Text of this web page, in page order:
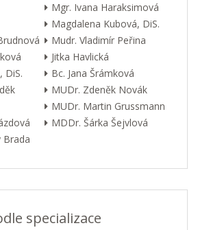
Mgr. Ivana Haraksimová
Magdalena Kubová, DiS.
Mudr. Vladimír Peřina
Jitka Havlická
DiS.
Bc. Jana Šrámková
MUDr. Zdeněk Novák
MUDr. Martin Grussmann
MDDr. Šárka Šejvlová
Brada
specializace